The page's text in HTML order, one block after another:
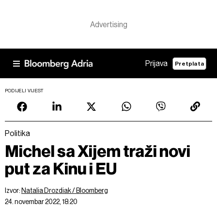
Prijava Pretplata
PODIJELI VIJEST
Politika
Michel sa Xijem traži novi
put za Kinu i EU
Izvor: Natalia Drozdiak / Bloomberg
24. novembar 2022, 18:20